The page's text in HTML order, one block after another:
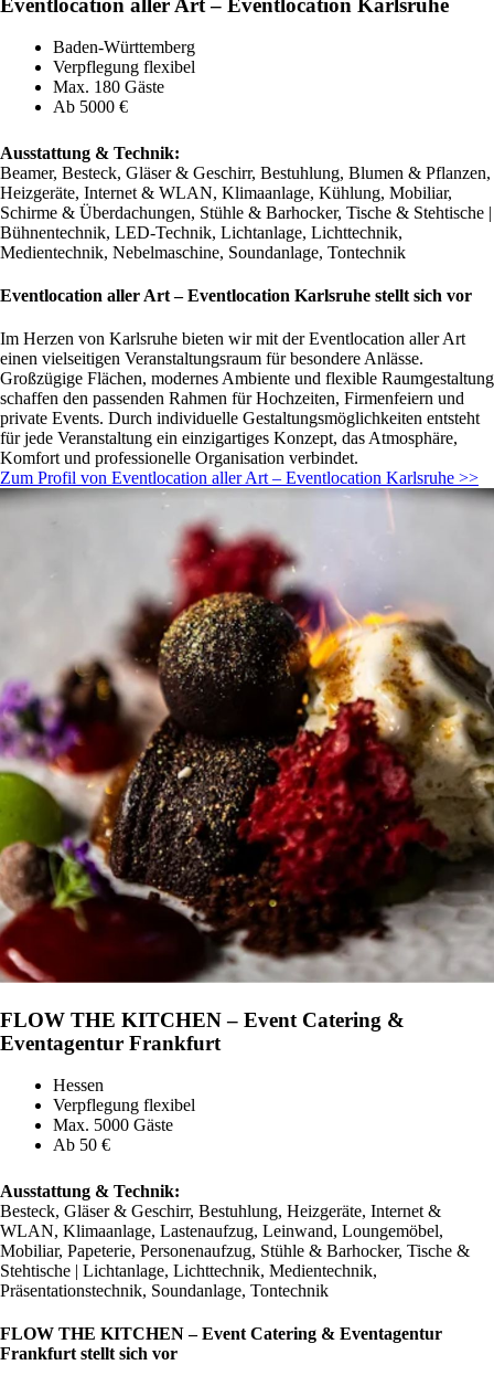
Eventlocation aller Art – Eventlocation Karlsruhe
Baden-Württemberg
Verpflegung flexibel
Max. 180 Gäste
Ab 5000 €
Ausstattung & Technik:
Beamer, Besteck, Gläser & Geschirr, Bestuhlung, Blumen & Pflanzen,
Heizgeräte, Internet & WLAN, Klimaanlage, Kühlung, Mobiliar,
Schirme & Überdachungen, Stühle & Barhocker, Tische & Stehtische |
Bühnentechnik, LED-Technik, Lichtanlage, Lichttechnik,
Medientechnik, Nebelmaschine, Soundanlage, Tontechnik
Eventlocation aller Art – Eventlocation Karlsruhe stellt sich vor
Im Herzen von Karlsruhe bieten wir mit der Eventlocation aller Art
einen vielseitigen Veranstaltungsraum für besondere Anlässe.
Großzügige Flächen, modernes Ambiente und flexible Raumgestaltung
schaffen den passenden Rahmen für Hochzeiten, Firmenfeiern und
private Events. Durch individuelle Gestaltungsmöglichkeiten entsteht
für jede Veranstaltung ein einzigartiges Konzept, das Atmosphäre,
Komfort und professionelle Organisation verbindet.
Zum Profil von Eventlocation aller Art – Eventlocation Karlsruhe >>
FLOW THE KITCHEN – Event Catering &
Eventagentur Frankfurt
Hessen
Verpflegung flexibel
Max. 5000 Gäste
Ab 50 €
Ausstattung & Technik:
Besteck, Gläser & Geschirr, Bestuhlung, Heizgeräte, Internet &
WLAN, Klimaanlage, Lastenaufzug, Leinwand, Loungemöbel,
Mobiliar, Papeterie, Personenaufzug, Stühle & Barhocker, Tische &
Stehtische | Lichtanlage, Lichttechnik, Medientechnik,
Präsentationstechnik, Soundanlage, Tontechnik
FLOW THE KITCHEN – Event Catering & Eventagentur
Frankfurt stellt sich vor